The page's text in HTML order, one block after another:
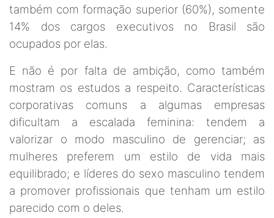
também com formação superior (60%), somente
14% dos cargos executivos no Brasil são
ocupados por elas.
E não é por falta de ambição, como também
mostram os estudos a respeito. Características
corporativas comuns a algumas empresas
dificultam a escalada feminina: tendem a
valorizar o modo masculino de gerenciar; as
mulheres preferem um estilo de vida mais
equilibrado; e líderes do sexo masculino tendem
a promover profissionais que tenham um estilo
parecido com o deles.